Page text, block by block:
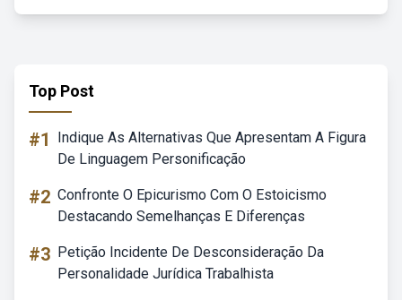
Top Post
#1
Indique As Alternativas Que Apresentam A Figura
De Linguagem Personificação
#2 Confronte O Epicurismo Com O Estoicismo
Destacando Semelhanças E Diferenças
#3 Petição Incidente De Desconsideração Da
Personalidade Jurídica Trabalhista